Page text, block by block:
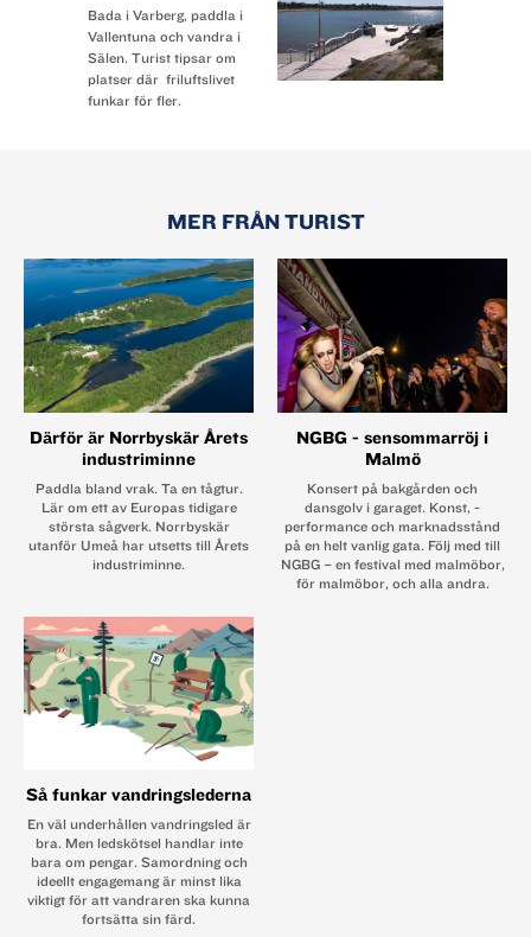
Bada i Varberg, paddla i
Vallentuna och vandra i
Sälen. Turist tipsar om
platser där friluftslivet
funkar för fler.
MER FRÅN TURIST
Därför är Norrbyskär Årets
industriminne
Paddla bland vrak. Ta en tågtur.
Lär om ett av Europas tidigare
största sågverk. Norrbyskär
utanför Umeå har utsetts till Årets
industriminne.
NGBG - sensommarröj i
Malmö
Konsert på bakgården och
dansgolv i garaget. Konst, ­
performance och marknadsstånd
på en helt vanlig gata. Följ med till
NGBG – en festival med ­malmöbor,
för malmöbor, och alla andra.
Så funkar vandringslederna
En väl underhållen vandringsled är
bra. Men ledskötsel handlar inte
bara om pengar. Samordning och
ideellt engagemang är minst lika
viktigt för att vandraren ska kunna
fortsätta sin färd.